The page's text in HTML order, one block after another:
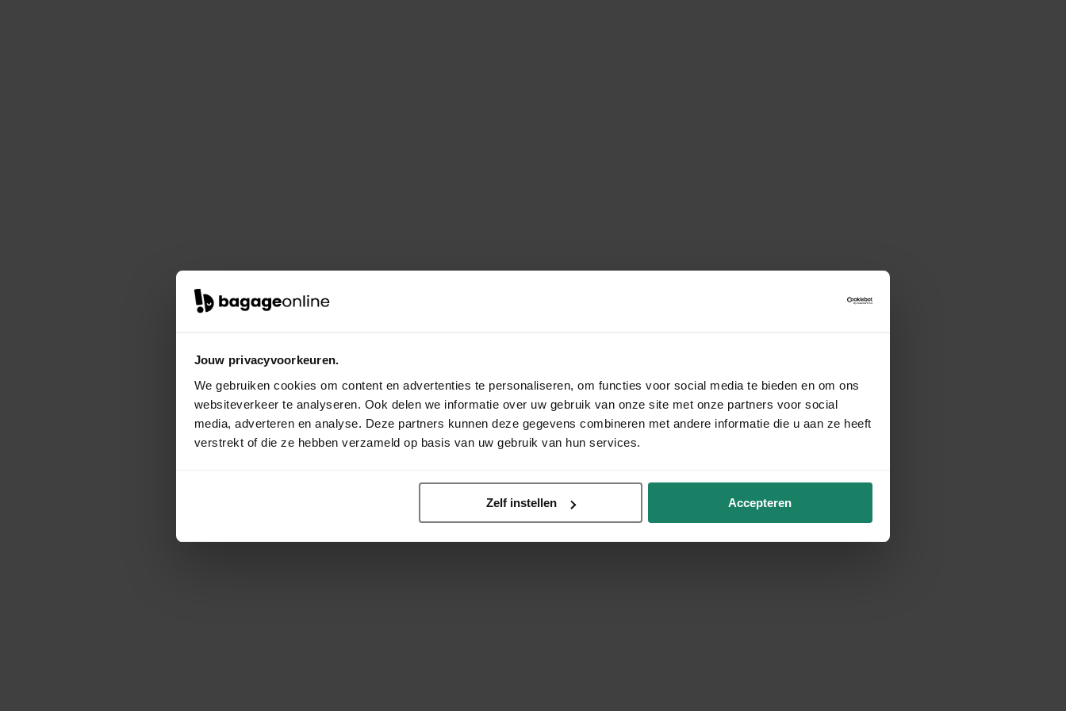
Jouw privacyvoorkeuren.
We gebruiken cookies om content en advertenties te personaliseren, om functies voor social media te bieden en om ons
websiteverkeer te analyseren. Ook delen we informatie over uw gebruik van onze site met onze partners voor social
media, adverteren en analyse. Deze partners kunnen deze gegevens combineren met andere informatie die u aan ze heeft
verstrekt of die ze hebben verzameld op basis van uw gebruik van hun services.
Zelf instellen Accepteren